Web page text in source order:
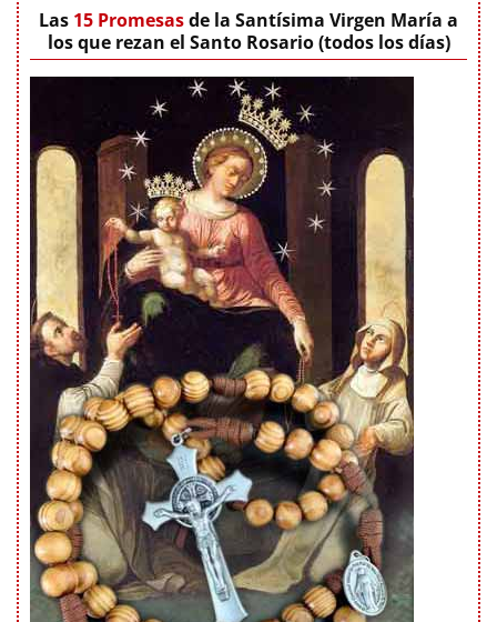
Las 15 Promesasde la Santísima Virgen María a
los que rezan el Santo Rosario (todos los días)